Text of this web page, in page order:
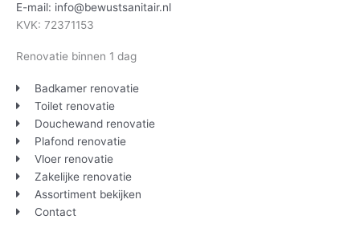
E-mail: info@bewustsanitair.nl
KVK: 72371153
Renovatie binnen 1 dag
Badkamer renovatie
Toilet renovatie
Douchewand renovatie
Plafond renovatie
Vloer renovatie
Zakelijke renovatie
Assortiment bekijken
Contact